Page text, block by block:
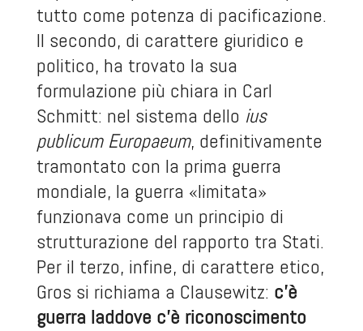
tutto come potenza di pacificazione.
Il secondo, di carattere giuridico e
politico, ha trovato la sua
formulazione più chiara in Carl
Schmitt: nel sistema dello ius
publicum Europaeum, definitivamente
tramontato con la prima guerra
mondiale, la guerra «limitata»
funzionava come un principio di
strutturazione del rapporto tra Stati.
Per il terzo, infine, di carattere etico,
Gros si richiama a Clausewitz: c’è
guerra laddove c’è riconoscimento